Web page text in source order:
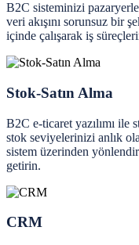
B2C sisteminizi
veri akışını sorunsuz bir
içinde çalışarak iş
Stok-Satın Alma
B2C e-ticaret yazılımı
stok seviyelerinizi anlık
sistem üzerinden
getirin.
CRM